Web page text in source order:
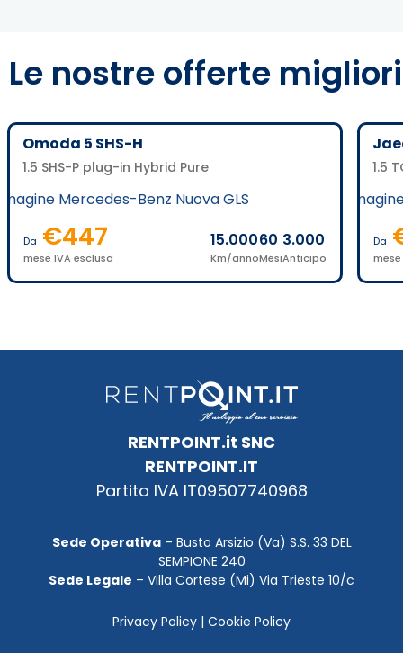
Le nostre offerte migliori
Omoda 5 SHS-H
1.5 SHS-P plug-in Hybrid Pure
Da €447
mese IVA esclusa
15.000
Km/anno
60
Mesi
3.000
Anticipo
1.5
Da
RENTPOINT.it SNC
RENTPOINT.IT
Partita IVA IT09507740968
Sede Operativa– Busto Arsizio (Va) S.S. 33 DEL
SEMPIONE 240
Sede Legale – Villa Cortese (Mi) Via Trieste 10/c
Privacy Policy | Cookie Policy